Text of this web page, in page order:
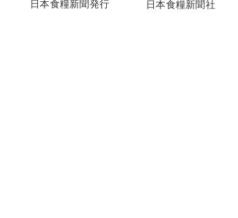
日本食糧新聞発行
日本食糧新聞社